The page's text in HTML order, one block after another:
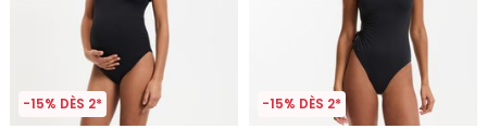
-15% DÈS 2* -15% DÈS 2*